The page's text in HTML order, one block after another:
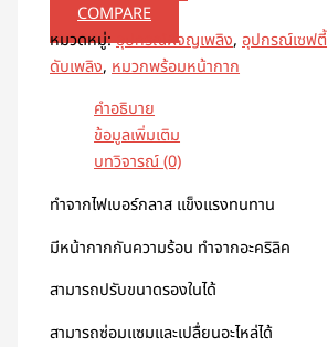
COMPARE
หมวดหมู่:อุปกรณ์ผจญเพลิง,อุปกรณ์เซฟตี้
ดับเพลิง,หมวกพร้อมหน้ากาก
คำอธิบาย
ข้อมูลเพิ่มเติม
บทวิจารณ์ (0)
ทำจากไฟเบอร์กลาส แข็งแรงทนทาน
มีหน้ากากกันความร้อน ทำจากอะคริลิค
สามารถปรับขนาดรองในได้
สามารถซ่อมแซมและเปลื่ยนอะไหล่ได้